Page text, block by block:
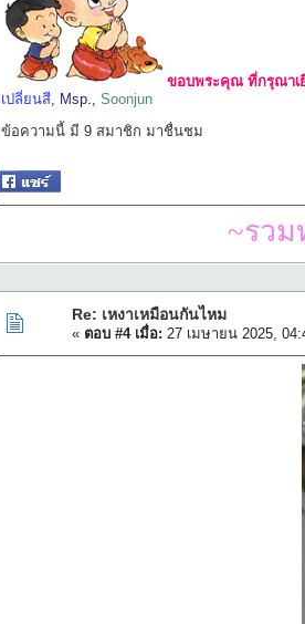
ขอบพระคุณ ที่กรุณาเ
เปลี่ยนสี, Msp., Soonjun
ข้อความนี้ มี 9 สมาชิก มาชื่นชม
~รวม
Re: เหงาเหมือนกันไหม
« ตอบ #4 เมื่อ: 27 เมษายน 2025,